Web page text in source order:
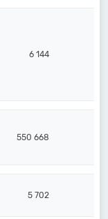
6 144
550 668
5 702